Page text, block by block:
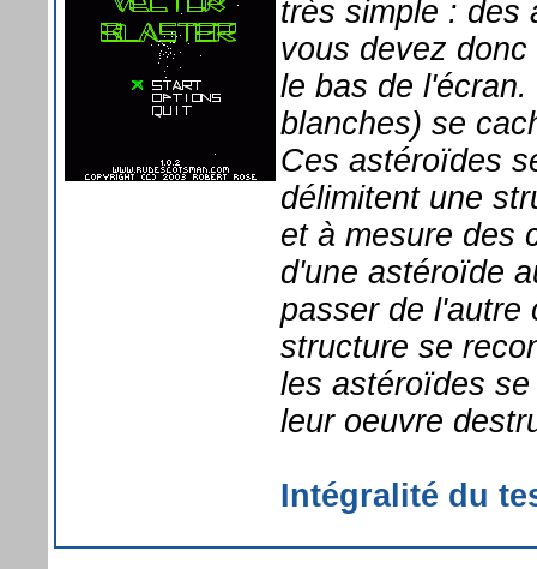
très simple : des
vous devez
le bas de
blanches) se
Ces astéroïdes
délimitent une
et à mesure des
d'une astéroïde
passer de l'autre
structure se
les astéroïdes
leur oeuvre
Intégralité du